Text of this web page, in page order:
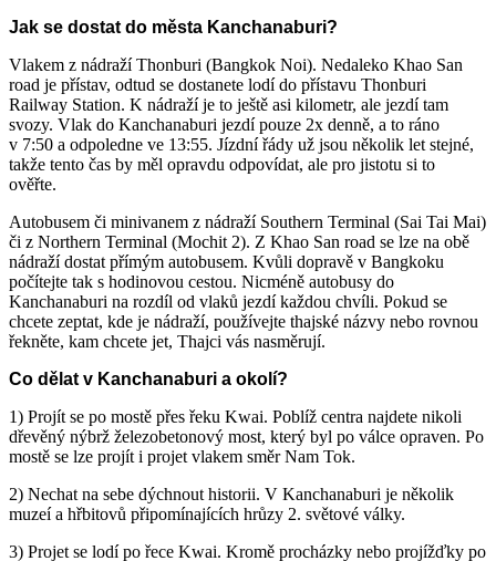
Jak se dostat do města Kanchanaburi?
Vlakem z nádraží Thonburi (Bangkok Noi). Nedaleko Khao San
road je přístav, odtud se dostanete lodí do přístavu Thonburi
Railway Station. K nádraží je to ještě asi kilometr, ale jezdí tam
svozy. Vlak do Kanchanaburi jezdí pouze 2x denně, a to ráno
v 7:50 a odpoledne ve 13:55. Jízdní řády už jsou několik let stejné,
takže tento čas by měl opravdu odpovídat, ale pro jistotu si to
ověřte.
Autobusem či minivanem z nádraží Southern Terminal (Sai Tai Mai)
či z Northern Terminal (Mochit 2). Z Khao San road se lze na obě
nádraží dostat přímým autobusem. Kvůli dopravě v Bangkoku
počítejte tak s hodinovou cestou. Nicméně autobusy do
Kanchanaburi na rozdíl od vlaků jezdí každou chvíli. Pokud se
chcete zeptat, kde je nádraží, používejte thajské názvy nebo rovnou
řekněte, kam chcete jet, Thajci vás nasměrují.
Co dělat v Kanchanaburi a okolí?
1) Projít se po mostě přes řeku Kwai. Poblíž centra najdete nikoli
dřevěný nýbrž železobetonový most, který byl po válce opraven. Po
mostě se lze projít i projet vlakem směr Nam Tok.
2) Nechat na sebe dýchnout historii. V Kanchanaburi je několik
muzeí a hřbitovů připomínajících hrůzy 2. světové války.
3) Projet se lodí po řece Kwai. Kromě procházky nebo projížďky po